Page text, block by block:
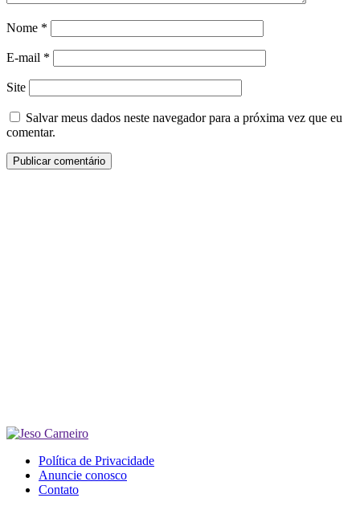
Nome *
E-mail *
Site
Salvar meus dados neste navegador para a próxima vez que eu
comentar.
Política de Privacidade
Anuncie conosco
Contato